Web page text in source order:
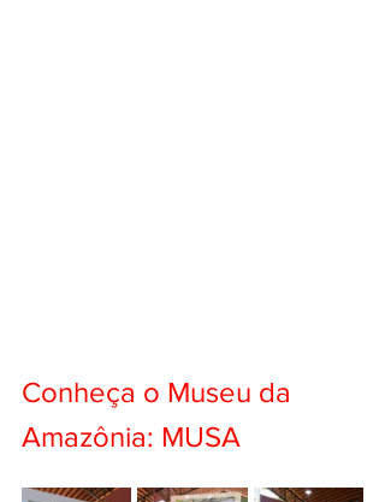
Conheça o Museu da
Amazônia: MUSA